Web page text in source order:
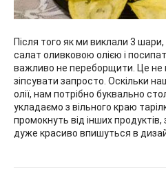
Після того як ми виклали 3
салат оливковою олією і
важливо не переборщити. Це не
зіпсувати запросто. Оскільки
олії, нам потрібно буквально
укладаємо з вільного краю
промокнуть від інших продуктів,
дуже красиво впишуться в